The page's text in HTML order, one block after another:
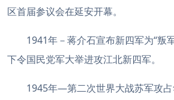
区首届参议会在延安开幕。
1941年－蒋介石宣布新四军为“叛
下令国民党军大举进攻江北新四军。
1945年—第二次世界大战苏军攻占